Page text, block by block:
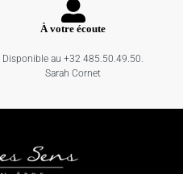
À votre écoute
Disponible au +32 485.50.49.50.
Sarah Cornet